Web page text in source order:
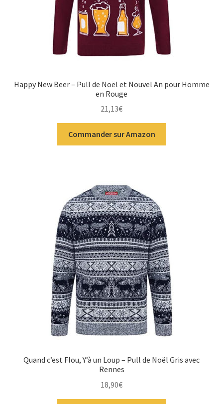
Happy New Beer – Pull de Noël et Nouvel An pour Homme
en Rouge
21,13€
Commander sur Amazon
Quand c’est Flou, Y’à un Loup – Pull de Noël Gris avec
Rennes
18,90€